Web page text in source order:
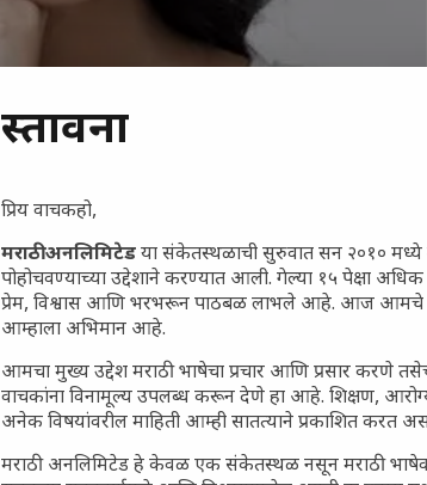
प्रस्तावना
प्रिय वाचकहो,
मराठी अनलिमिटेडया संकेतस्थळाची सुरुवात सन २०१० मध्ये
पोहोचवण्याच्या उद्देशाने करण्यात आली. गेल्या १५ पेक्षा अधिक
प्रेम, विश्वास आणि भरभरून पाठबळ लाभले आहे. आज आमचे
आम्हाला अभिमान आहे.
आमचा मुख्य उद्देश मराठी भाषेचा प्रचार आणि प्रसार करणे
वाचकांना विनामूल्य उपलब्ध करून देणे हा आहे. शिक्षण,
अनेक विषयांवरील माहिती आम्ही सातत्याने प्रकाशित करत
मराठी अनलिमिटेड हे केवळ एक संकेतस्थळ नसून मराठी